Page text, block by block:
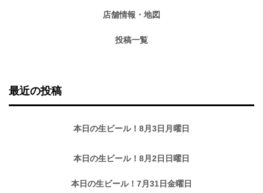
店舗情報・地図
投稿一覧
最近の投稿
本日の生ビール！8月3日月曜日
本日の生ビール！8月2日日曜日
本日の生ビール！7月31日金曜日